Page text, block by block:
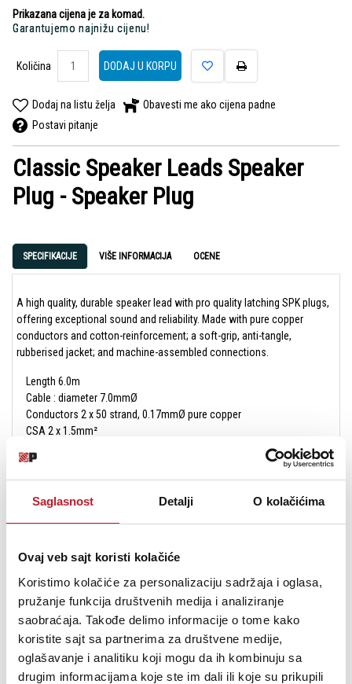
Saglasnost Detalji O kolačićima
Ovaj veb sajt koristi kolačiće
Koristimo kolačiće za personalizaciju sadržaja i oglasa,
pružanje funkcija društvenih medija i analiziranje
saobraćaja. Takođe delimo informacije o tome kako
koristite sajt sa partnerima za društvene medije,
oglašavanje i analitiku koji mogu da ih kombinuju sa
drugim informacijama koje ste im dali ili koje su prikupili
Prikazana cijena je za komad.
Garantujemo najnižu cijenu!
Količina DODAJ U KORPU
Dodaj na listu želja
Obavesti me ako cijena padne
Postavi pitanje
Classic Speaker Leads Speaker
Plug - Speaker Plug
SPECIFIKACIJE VIŠE INFORMACIJA OCENE
A high quality, durable speaker lead with pro quality latching SPK plugs,
offering exceptional sound and reliability. Made with pure copper
conductors and cotton-reinforcement; a soft-grip, anti-tangle,
rubberised jacket; and machine-assembled connections.
Length 6.0m
Cable : diameter 7.0mmØ
Conductors 2 x 50 strand, 0.17mmØ pure copper
CSA 2 x 1.5mm²